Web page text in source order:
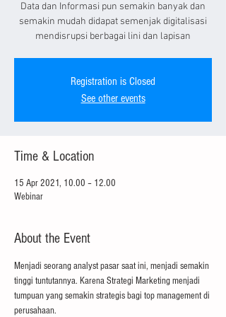
Data dan Informasi pun semakin banyak dan
semakin mudah didapat semenjak digitalisasi
mendisrupsi berbagai lini dan lapisan
Registration is Closed
See other events
Time & Location
15 Apr 2021, 10.00 – 12.00
Webinar
About the Event
Menjadi seorang analyst pasar saat ini, menjadi semakin
tinggi tuntutannya. Karena Strategi Marketing menjadi
tumpuan yang semakin strategis bagi top management di
perusahaan.